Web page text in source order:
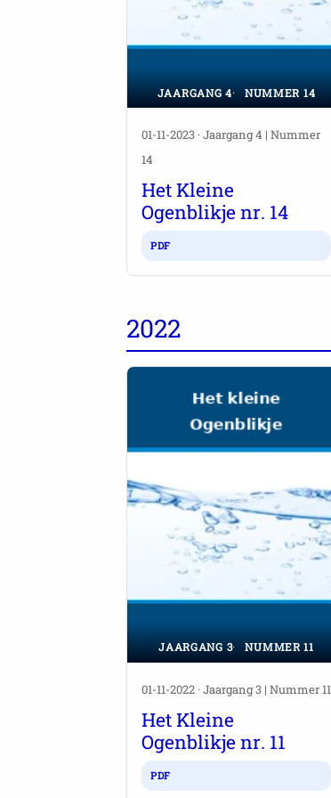
JAARGANG 4 NUMMER 14
01-11-2023 · Jaargang 4 | Nummer
14
Het Kleine
Ogenblikje nr. 14
PDF
2022
JAARGANG 3 NUMMER 11
01-11-2022 · Jaargang 3 | Nummer 11
Het Kleine
Ogenblikje nr. 11
PDF